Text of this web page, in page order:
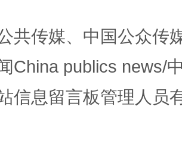
旅游的“隐身衣” 如何以
共传媒、中国公众传
China publics news/
信息留言板管理人员